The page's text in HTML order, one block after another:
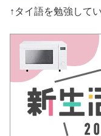
↑タイ語を勉強して